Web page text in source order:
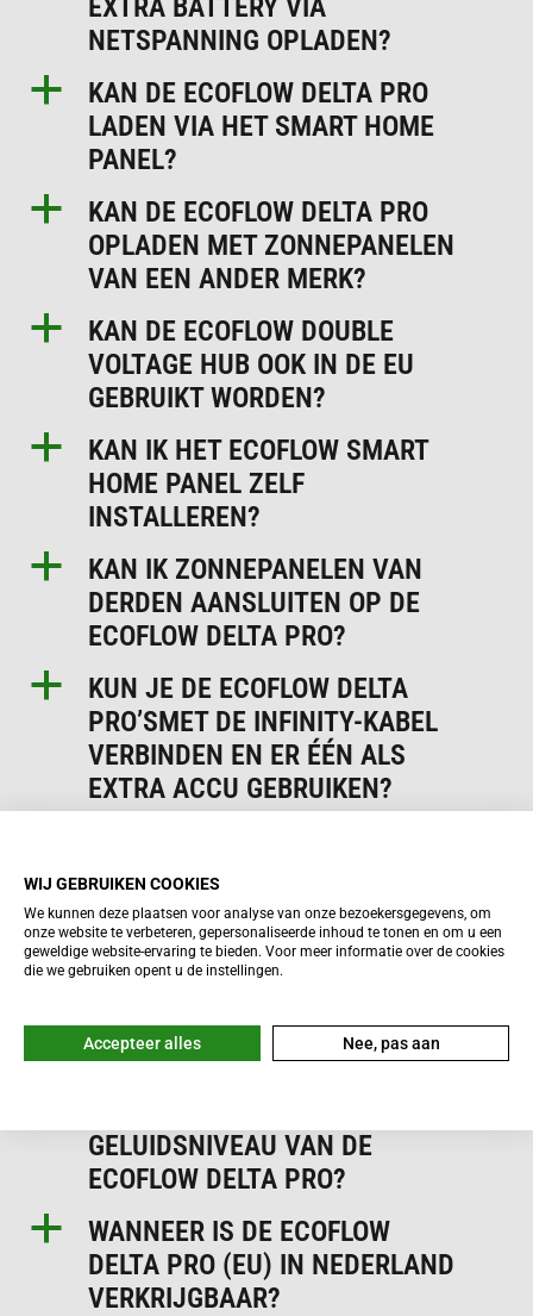
EXTRA BATTERY VIA
NETSPANNING OPLADEN?
a
KAN DE ECOFLOW DELTA PRO
LADEN VIA HET SMART HOME
PANEL?
a
KAN DE ECOFLOW DELTA PRO
OPLADEN MET ZONNEPANELEN
VAN EEN ANDER MERK?
a
KAN DE ECOFLOW DOUBLE
VOLTAGE HUB OOK IN DE EU
GEBRUIKT WORDEN?
a
KAN IK HET ECOFLOW SMART
HOME PANEL ZELF
INSTALLEREN?
a
KAN IK ZONNEPANELEN VAN
DERDEN AANSLUITEN OP DE
ECOFLOW DELTA PRO?
a
KUN JE DE ECOFLOW DELTA
PRO’SMET DE INFINITY-KABEL
VERBINDEN EN ER ÉÉN ALS
EXTRA ACCU GEBRUIKEN?
DE AUTOLADER TEGELIJK OP
DE DELTA PRO GEBRUIKT
WORDEN?
DELTA PRO MIJN APPARATEN
NIET OP?
GELUIDSNIVEAU VAN DE
ECOFLOW DELTA PRO?
a
WANNEER IS DE ECOFLOW
DELTA PRO (EU) IN NEDERLAND
VERKRIJGBAAR?
WIJ GEBRUIKEN COOKIES
We kunnen deze plaatsen voor analyse van onze bezoekersgegevens, om
onze website te verbeteren, gepersonaliseerde inhoud te tonen en om u een
geweldige website-ervaring te bieden. Voor meer informatie over de cookies
die we gebruiken opent u de instellingen.
Accepteer alles Nee, pas aan